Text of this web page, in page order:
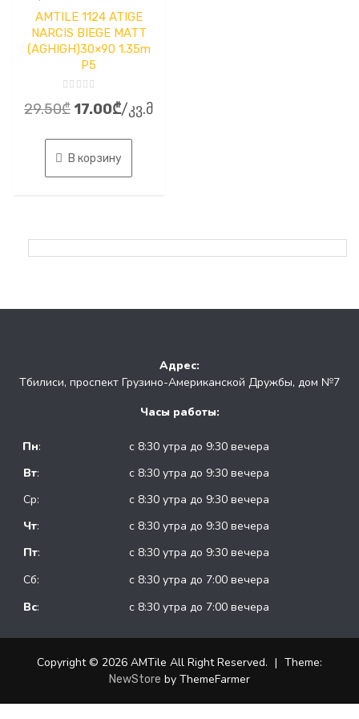
AMTILE 1124 ATIGE
NARCIS BIEGE MATT
(AGHIGH)30×90 1.35m
P5
0
29.50₾ Первоначальная
составляла
29.50₾.
17.00₾Текущая
17.00₾.
/კვ.მ
В корзину
Адрес:
Тбилиси, проспект Грузино-Американской Дружбы, дом №7
Часы работы:
Пн:
с 8:30 утра до 9:30 вечера
Вт:
с 8:30 утра до 9:30 вечера
Ср:
с 8:30 утра до 9:30 вечера
Чт:
с 8:30 утра до 9:30 вечера
Пт:
с 8:30 утра до 9:30 вечера
Сб:
с 8:30 утра до 7:00 вечера
Вс: с 8:30 утра до 7:00 вечера
Copyright © 2026 AMTile All Right Reserved. | Theme:
NewStore by ThemeFarmer